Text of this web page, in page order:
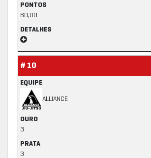
PONTOS
60,00
DETALHES
# 10
EQUIPE
ALLIANCE
OURO
3
PRATA
3